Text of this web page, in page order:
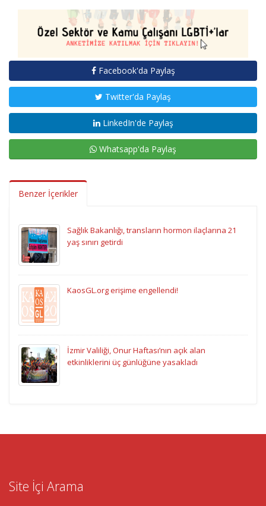
Facebook'da Paylaş
Twitter'da Paylaş
LinkedIn'de Paylaş
Whatsapp'da Paylaş
Benzer İçerikler
Sağlık Bakanlığı, transların hormon ilaçlarına 21
yaş sınırı getirdi
KaosGL.org erişime engellendi!
İzmir Valiliği, Onur Haftası’nın açık alan
etkinliklerini üç günlüğüne yasakladı
Site İçi Arama